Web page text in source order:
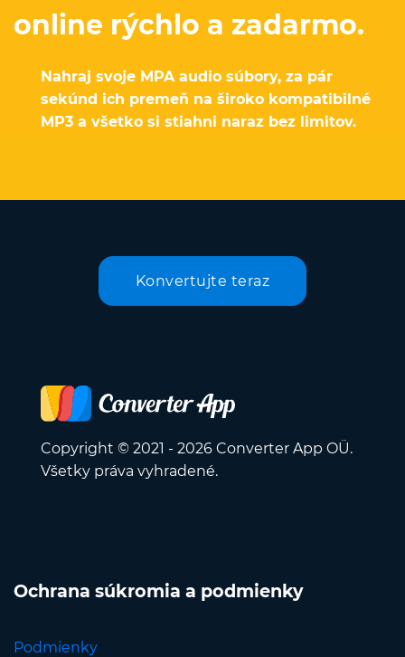
online rýchlo a zadarmo.
Nahraj svoje MPA audio súbory, za pár
sekúnd ich premeň na široko kompatibilné
MP3 a všetko si stiahni naraz bez limitov.
Konvertujte teraz
Copyright © 2021 - 2026 Converter App OÜ.
Všetky práva vyhradené.
Ochrana súkromia a podmienky
Podmienky